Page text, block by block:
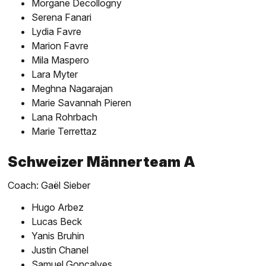
Morgane Decollogny
Serena Fanari
Lydia Favre
Marion Favre
Mila Maspero
Lara Myter
Meghna Nagarajan
Marie Savannah Pieren
Lana Rohrbach
Marie Terrettaz
Schweizer Männerteam A
Coach: Gaël Sieber
Hugo Arbez
Lucas Beck
Yanis Bruhin
Justin Chanel